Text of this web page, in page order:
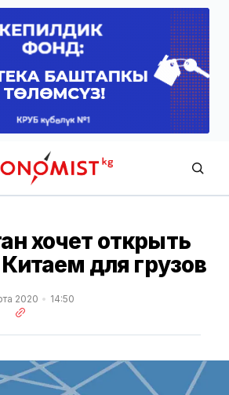
хочет открыть
для грузов
2020 14:50